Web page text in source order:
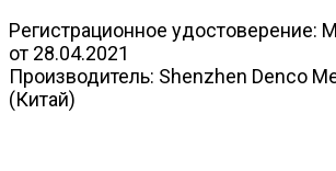
Регистрационное удостоверение:
от 28.04.2021
Производитель: Shenzhen Denco
(Китай)